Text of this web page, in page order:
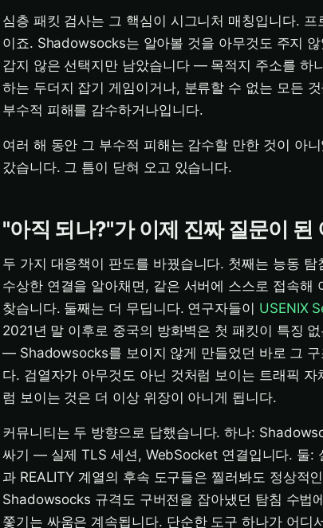
심층 패킷 검사는 그 핵심이 시그니처 매칭입니다.
이죠. Shadowsocks는 알아볼 것을 아무것도 주지
갑지 않은 선택지만 남았습니다 — 목적지 주소를 하
하는 두더지 잡기 게임이거나, 분류할 수 없는 모든
부수적 피해를 감수하거나입니다.
여러 해 동안 그 부수적 피해는 감수할 만한 것이 아
갔습니다. 그 틈이 닫혀 오고 있습니다.
"아직 되나?"가 이제 진짜 질문이 된
두 가지 대응책이 판도를 바꿨습니다. 첫째는 능동
수상한 연결을 알아채면, 같은 서버에 스스로 접속해
찾습니다. 둘째는 더 무딥니다. 연구자들이 USENIX
2021년 말 이후로 중국의 방화벽은 첫 패킷이 특징
— Shadowsocks를 보이지 않게 만들었던 바로 그
다. 검열자가 아무것도 아닌 것처럼 보이는 트래픽
럼 보이는 것은 더 이상 위장이 아니게 됩니다.
커뮤니티는 두 방향으로 답했습니다. 하나:
싸기 — 실제 TLS 세션, WebSocket 연결입니다. 둘:
과 REALITY 계열의 후속 도구들은 찔러봐도 정상적
Shadowsocks 규격도 구버전을 잡아냈던 탐침 수법
쫓기는 싸움은 계속됩니다. 단순한 도구 하나가 어디